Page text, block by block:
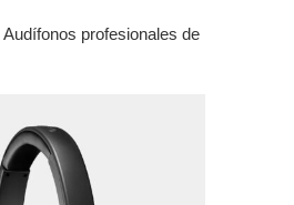
profesionales de